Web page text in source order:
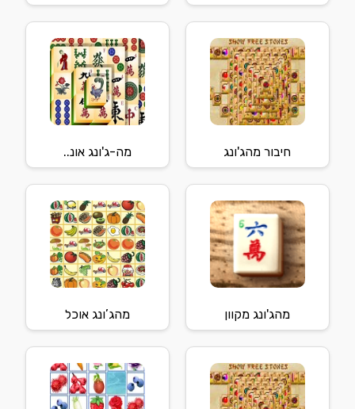
חיבור מהג'ונג מה-ג'ונג אונ..
מהג'ונג מקוון מהג’ונג אוכל